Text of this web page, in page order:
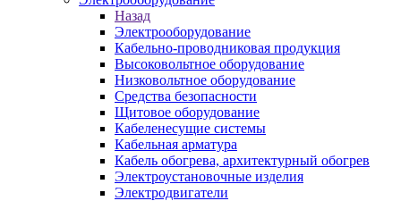
Назад
Электрооборудование
Кабельно-проводниковая продукция
Высоковольтное оборудование
Низковольтное оборудование
Средства безопасности
Щитовое оборудование
Кабеленесущие системы
Кабельная арматура
Кабель обогрева, архитектурный обогрев
Электроустановочные изделия
Электродвигатели